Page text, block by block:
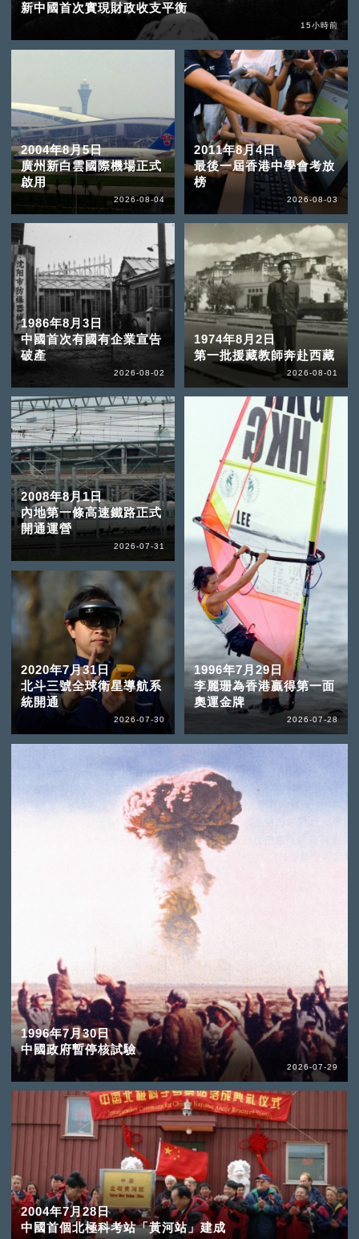
新中國首次實現財政收支平衡
15小時前
2004年8月5日
廣州新白雲國際機場正式
啟用
2026-08-04
2011年8月4日
最後一屆香港中學會考放
榜
2026-08-03
1986年8月3日
中國首次有國有企業宣告
破產
2026-08-02
1974年8月2日
第一批援藏教師奔赴西藏
2026-08-01
2008年8月1日
內地第一條高速鐵路正式
開通運營
2026-07-31
2020年7月31日
北斗三號全球衛星導航系
統開通
2026-07-30
1996年7月30日
中國政府暫停核試驗
2026-07-29
1996年7月29日
李麗珊為香港贏得第一面
奧運金牌
2026-07-28
2004年7月28日
中國首個北極科考站「黃河站」建成